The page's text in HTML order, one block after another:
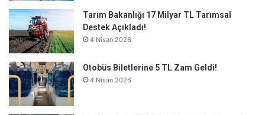
Tarım Bakanlığı 17 Milyar TL Tarımsal
Destek Açıkladı!
4 Nisan 2026
Otobüs Biletlerine 5 TL Zam Geldi!
4 Nisan 2026